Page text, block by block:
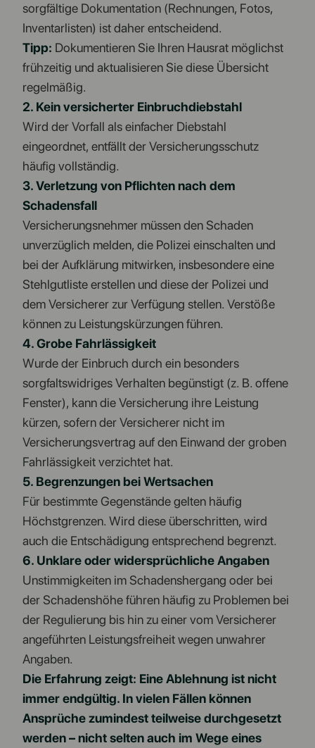
sorgfältige Dokumentation (Rechnungen, Fotos,
Inventarlisten) ist daher entscheidend.
Tipp: Dokumentieren Sie Ihren Hausrat möglichst
frühzeitig und aktualisieren Sie diese Übersicht
regelmäßig.
2. Kein versicherter Einbruchdiebstahl
Wird der Vorfall als einfacher Diebstahl
eingeordnet, entfällt der Versicherungsschutz
häufig vollständig.
3. Verletzung von Pflichten nach dem
Schadensfall
Versicherungsnehmer müssen den Schaden
unverzüglich melden, die Polizei einschalten und
bei der Aufklärung mitwirken, insbesondere eine
Stehlgutliste erstellen und diese der Polizei und
dem Versicherer zur Verfügung stellen. Verstöße
können zu Leistungskürzungen führen.
4. Grobe Fahrlässigkeit
Wurde der Einbruch durch ein besonders
sorgfaltswidriges Verhalten begünstigt (z. B. offene
Fenster), kann die Versicherung ihre Leistung
kürzen, sofern der Versicherer nicht im
Versicherungsvertrag auf den Einwand der groben
Fahrlässigkeit verzichtet hat.
5. Begrenzungen bei Wertsachen
Für bestimmte Gegenstände gelten häufig
Höchstgrenzen. Wird diese überschritten, wird
auch die Entschädigung entsprechend begrenzt.
6. Unklare oder widersprüchliche Angaben
Unstimmigkeiten im Schadenshergang oder bei
der Schadenshöhe führen häufig zu Problemen bei
der Regulierung bis hin zu einer vom Versicherer
angeführten Leistungsfreiheit wegen unwahrer
Angaben.
Die Erfahrung zeigt: Eine Ablehnung ist nicht
immer endgültig. In vielen Fällen können
Ansprüche zumindest teilweise durchgesetzt
werden – nicht selten auch im Wege eines